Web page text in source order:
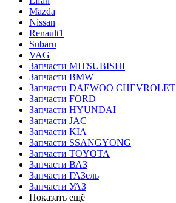
Mazda
Nissan
Renault1
Subaru
VAG
Запчасти MITSUBISHI
Запчасти BMW
Запчасти DAEWOO CHEVROLET
Запчасти FORD
Запчасти HYUNDAI
Запчасти JAC
Запчасти KIA
Запчасти SSANGYONG
Запчасти TOYOTA
Запчасти ВАЗ
Запчасти ГАЗель
Запчасти УАЗ
Показать ещё